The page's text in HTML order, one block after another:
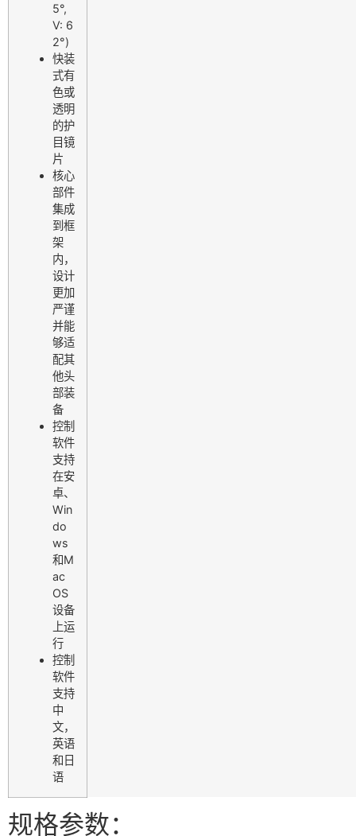
5°,
V: 6
2°)
快装
式有
色或
透明
的护
目镜
片
核心
部件
集成
到框
架
内，
设计
更加
严谨
并能
够适
配其
他头
部装
备
控制
软件
支持
在安
卓、
Win
do
ws
和M
ac
OS
设备
上运
行
控制
软件
支持
中
文，
英语
和日
语
规格参数：